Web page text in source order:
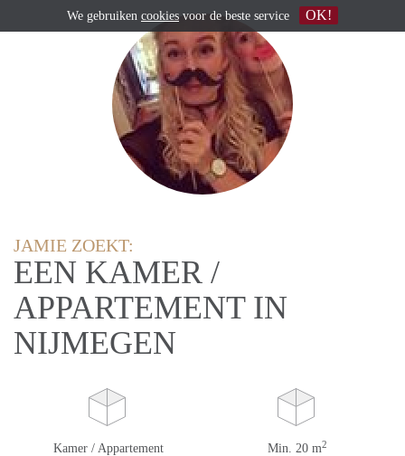
JAMIE ZOEKT:
EEN KAMER /
APPARTEMENT IN
NIJMEGEN
Kamer / Appartement Min. 20 m2
We gebruiken cookies voor de beste service OK!